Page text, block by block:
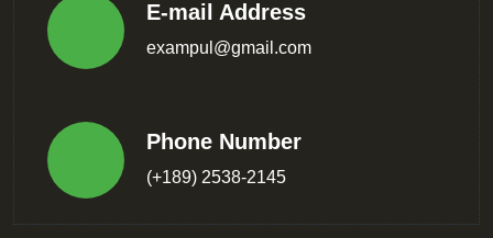
E-mail Address
exampul@gmail.com
Phone Number
(+189) 2538-2145